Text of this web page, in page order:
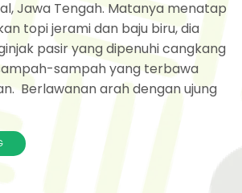
Jawa Tengah. Matanya menatap
topi jerami dan baju biru, dia
pasir yang dipenuhi cangkang
sampah yang terbawa
Berlawanan arah dengan ujung